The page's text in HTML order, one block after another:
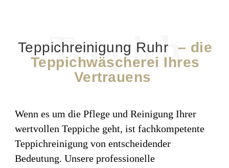
Teppichreinigung Ruhr
– die
Teppichwäscherei Ihres
Vertrauens
Wenn es um die Pflege und Reinigung Ihrer
wertvollen Teppiche geht, ist fachkompetente
Teppichreinigung von entscheidender
Bedeutung. Unsere professionelle